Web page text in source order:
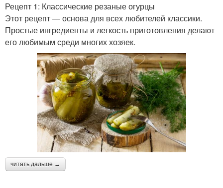
Рецепт 1: Классические резаные огурцы
Этот рецепт — основа для всех любителей классики.
Простые ингредиенты и легкость приготовления делают
его любимым среди многих хозяек.
читать дальше →